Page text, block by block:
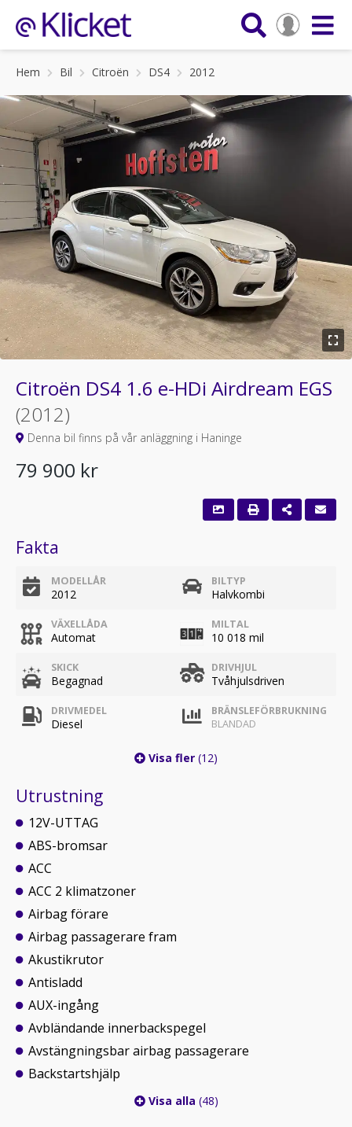
Hem Bil Citroën DS4 2012
Citroën DS4 1.6 e-HDi Airdream EGS
(2012)
Denna bil finns på vår anläggning i Haninge
79 900 kr
Fakta
MODELLÅR
2012
BILTYP
Halvkombi
VÄXELLÅDA
Automat
MILTAL
10 018 mil
SKICK
Begagnad
DRIVHJUL
Tvåhjulsdriven
DRIVMEDEL
Diesel
BRÄNSLEFÖRBRUKNING
BLANDAD
Visa fler (12)
Utrustning
12V-UTTAG
ABS-bromsar
ACC
ACC 2 klimatzoner
Airbag förare
Airbag passagerare fram
Akustikrutor
Antisladd
AUX-ingång
Avbländande innerbackspegel
Avstängningsbar airbag passagerare
Backstartshjälp
Visa alla (48)